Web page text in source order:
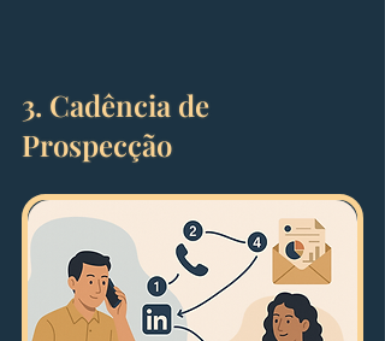
3. Cadência de
Prospecção